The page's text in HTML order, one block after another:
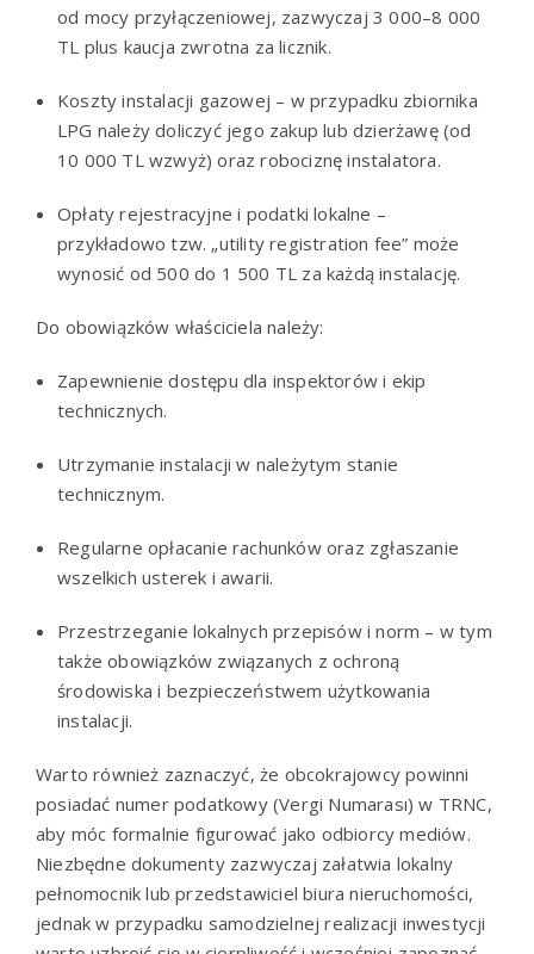
od mocy przyłączeniowej, zazwyczaj 3 000–8 000
TL plus kaucja zwrotna za licznik.
Koszty instalacji gazowej – w przypadku zbiornika
LPG należy doliczyć jego zakup lub dzierżawę (od
10 000 TL wzwyż) oraz robociznę instalatora.
Opłaty rejestracyjne i podatki lokalne –
przykładowo tzw. „utility registration fee” może
wynosić od 500 do 1 500 TL za każdą instalację.
Do obowiązków właściciela należy:
Zapewnienie dostępu dla inspektorów i ekip
technicznych.
Utrzymanie instalacji w należytym stanie
technicznym.
Regularne opłacanie rachunków oraz zgłaszanie
wszelkich usterek i awarii.
Przestrzeganie lokalnych przepisów i norm – w tym
także obowiązków związanych z ochroną
środowiska i bezpieczeństwem użytkowania
instalacji.
Warto również zaznaczyć, że obcokrajowcy powinni
posiadać numer podatkowy (Vergi Numarası) w TRNC,
aby móc formalnie figurować jako odbiorcy mediów.
Niezbędne dokumenty zazwyczaj załatwia lokalny
pełnomocnik lub przedstawiciel biura nieruchomości,
jednak w przypadku samodzielnej realizacji inwestycji